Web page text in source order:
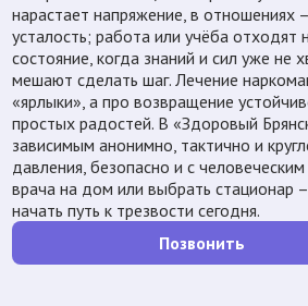
нарастает напряжение, в отношениях
усталость; работа или учёба отходят
состояние, когда знаний и сил уже не
мешают сделать шаг. Лечение
«ярлыки», а про возвращение
простых радостей. В «Здоровый
зависимым анонимно, тактично и
давления, безопасно и с
врача на дом или выбрать стационар
начать путь к трезвости сегодня.
Позвонить